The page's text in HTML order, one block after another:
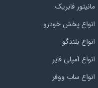
مانیتور فابریک
انواع پخش خودرو
انواع بلندگو
انواع آمپلی فایر
انواع ساب ووفر